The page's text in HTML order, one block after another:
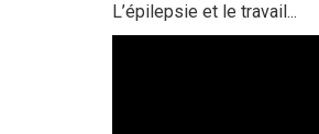
L’épilepsie et le travail...